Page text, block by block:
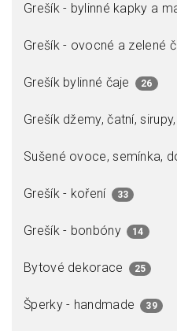
Grešík - bylinné kapky a
Grešík - ovocné a zelené
Grešík bylinné čaje 26
Grešík džemy, čatní,
Sušené ovoce, semínka,
Grešík - koření 33
Grešík - bonbóny 14
Bytové dekorace 25
Šperky - handmade 39